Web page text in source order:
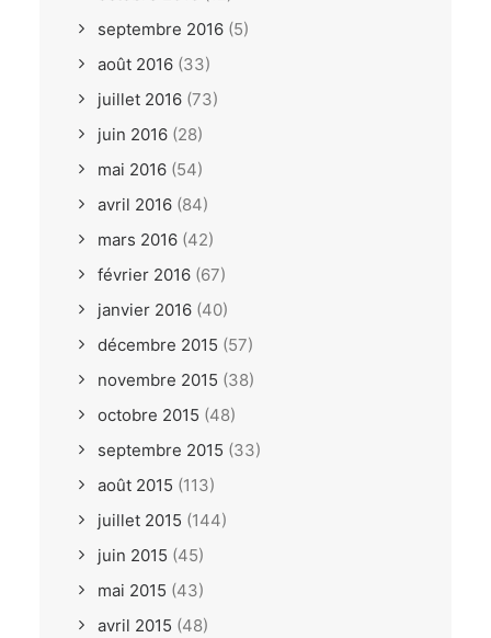
septembre 2016 (5)
août 2016 (33)
juillet 2016 (73)
juin 2016 (28)
mai 2016 (54)
avril 2016 (84)
mars 2016 (42)
février 2016 (67)
janvier 2016 (40)
décembre 2015 (57)
novembre 2015 (38)
octobre 2015 (48)
septembre 2015 (33)
août 2015 (113)
juillet 2015 (144)
juin 2015 (45)
mai 2015 (43)
avril 2015 (48)